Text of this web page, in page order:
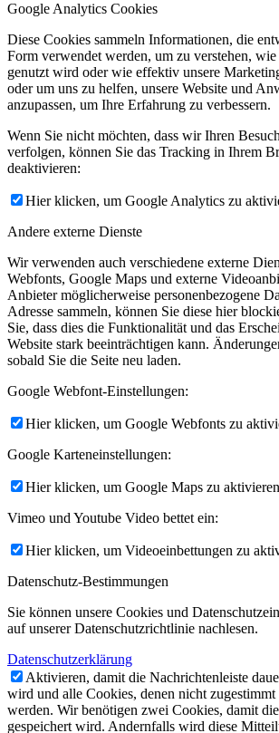
Google Analytics Cookies
Diese Cookies sammeln Informationen, die
Form verwendet werden, um zu verstehen, wie
genutzt wird oder wie effektiv unsere
oder um uns zu helfen, unsere Website und
anzupassen, um Ihre Erfahrung zu verbessern.
Wenn Sie nicht möchten, dass wir Ihren
verfolgen, können Sie das Tracking in Ihrem
deaktivieren:
Hier klicken, um Google Analytics zu
Andere externe Dienste
Wir verwenden auch verschiedene externe
Webfonts, Google Maps und externe
Anbieter möglicherweise personenbezogene
Adresse sammeln, können Sie diese hier
Sie, dass dies die Funktionalität und das
Website stark beeinträchtigen kann.
sobald Sie die Seite neu laden.
Google Webfont-Einstellungen:
Hier klicken, um Google Webfonts zu
Google Karteneinstellungen:
Hier klicken, um Google Maps zu
Vimeo und Youtube Video bettet ein:
Hier klicken, um Videoeinbettungen zu
Datenschutz-Bestimmungen
Sie können unsere Cookies und
auf unserer Datenschutzrichtlinie nachlesen.
Datenschutzerklärung
Aktivieren, damit die Nachrichtenleiste
wird und alle Cookies, denen nicht
werden. Wir benötigen zwei Cookies, damit
gespeichert wird. Andernfalls wird diese